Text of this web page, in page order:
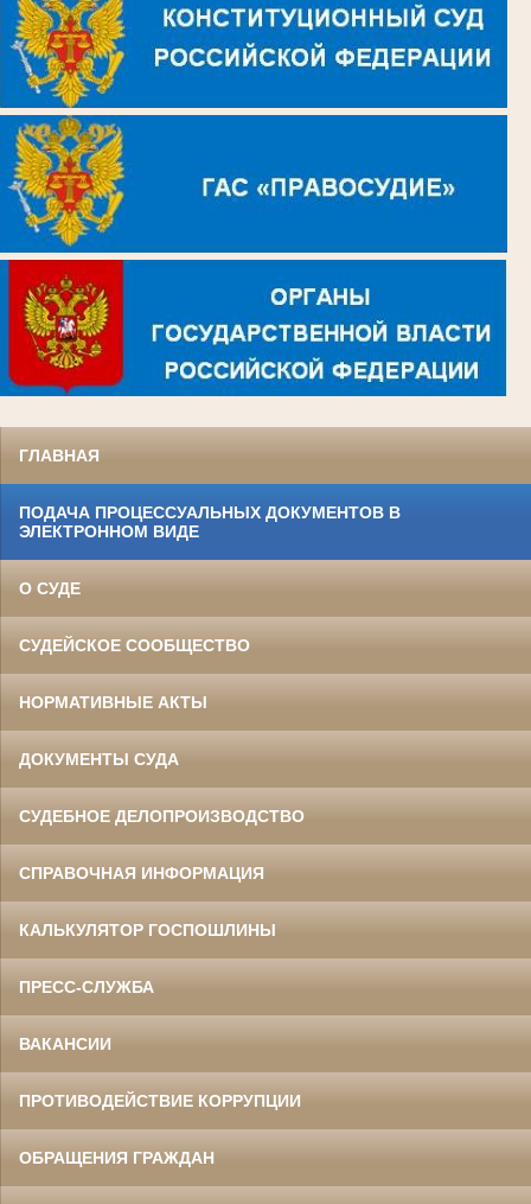
ГЛАВНАЯ
ПОДАЧА ПРОЦЕССУАЛЬНЫХ ДОКУМЕНТОВ В
ЭЛЕКТРОННОМ ВИДЕ
О СУДЕ
СУДЕЙСКОЕ СООБЩЕСТВО
НОРМАТИВНЫЕ АКТЫ
ДОКУМЕНТЫ СУДА
СУДЕБНОЕ ДЕЛОПРОИЗВОДСТВО
СПРАВОЧНАЯ ИНФОРМАЦИЯ
КАЛЬКУЛЯТОР ГОСПОШЛИНЫ
ПРЕСС-СЛУЖБА
ВАКАНСИИ
ПРОТИВОДЕЙСТВИЕ КОРРУПЦИИ
ОБРАЩЕНИЯ ГРАЖДАН